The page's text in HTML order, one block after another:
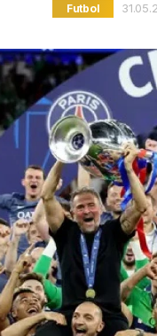
Futbol